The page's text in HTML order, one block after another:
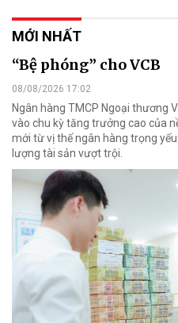
MỚI NHẤT
“Bệ phóng” cho VCB
08/08/2026 17:02
Ngân hàng TMCP Ngoại thương
vào chu kỳ tăng trưởng cao của
mới từ vị thế ngân hàng trọng
lượng tài sản vượt trội.